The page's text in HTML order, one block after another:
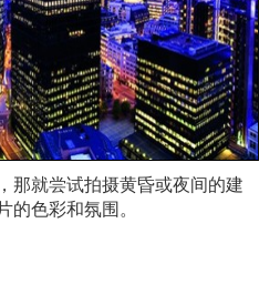
那就尝试拍摄黄昏或夜间的建
色彩和氛围。